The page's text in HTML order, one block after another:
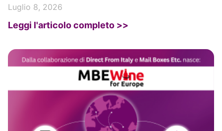
Luglio 8, 2026
Leggi l'articolo completo >>